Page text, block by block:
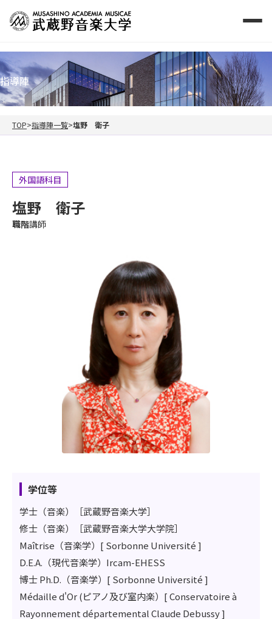
指導陣
TOP 指導陣一覧 塩野 衛子
外国語科目
塩野 衛子
職階講師
学位等
学士（音楽）［武蔵野音楽大学］
修士（音楽）［武蔵野音楽大学大学院］
Maîtrise（音楽学）[ Sorbonne Université ]
D.E.A.（現代音楽学）Ircam-EHESS
博士 Ph.D.（音楽学）[ Sorbonne Université ]
Médaille d'Or (ピアノ及び室内楽）[ Conservatoire à
Rayonnement départemental Claude Debussy ]